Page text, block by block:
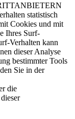
statistisch
Cookies und mit
Ihres Surf-
Verhalten kann
dieser Analyse
bestimmter Tools
Sie in der
die